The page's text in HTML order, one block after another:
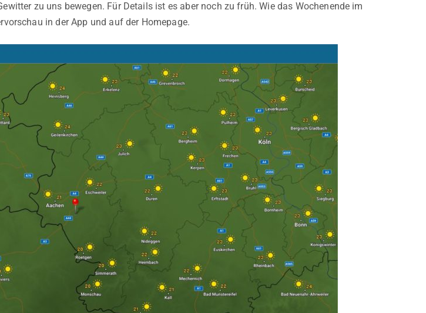
zu uns bewegen. Für Details ist es aber noch zu früh. Wie das Wochenende im
in der App und auf der Homepage.